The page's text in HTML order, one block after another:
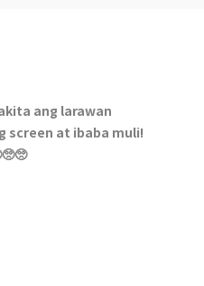
ang larawan
screen at ibaba muli!